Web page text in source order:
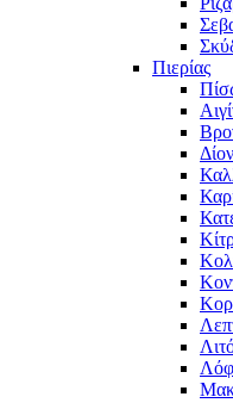
Πιερίας
Δίον